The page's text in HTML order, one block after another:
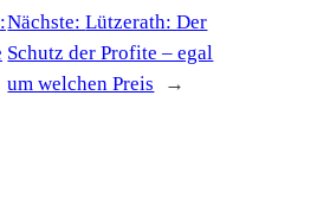
Nächste:Lützerath: Der
Schutz der Profite – egal
um welchen Preis
→